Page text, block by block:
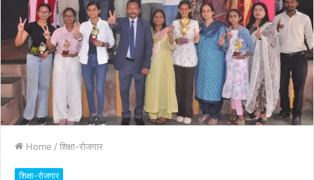
Home / शिक्षा-रोजगार
शिक्षा-रोजगार